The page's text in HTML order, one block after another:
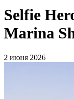
Selfie
Marina
2 июня 2026